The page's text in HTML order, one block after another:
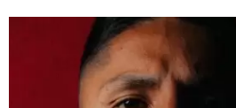
Tema cerrado